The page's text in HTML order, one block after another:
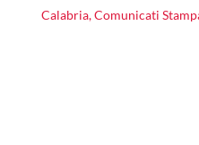
Calabria,Comunicati